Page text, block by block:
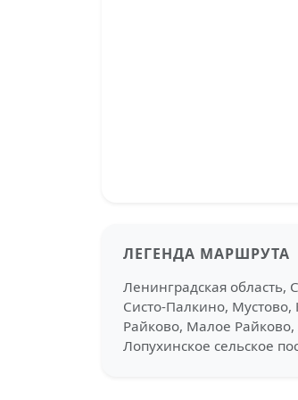
ЛЕГЕНДА МАРШРУТА
Ленинградская область,
Систо-Палкино,
Райково, Малое
Лопухинское сельское